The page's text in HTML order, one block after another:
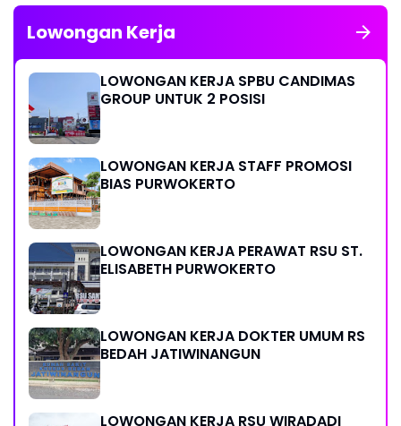
Lowongan Kerja
LOWONGAN KERJA SPBU CANDIMAS
GROUP UNTUK 2 POSISI
LOWONGAN KERJA STAFF PROMOSI
BIAS PURWOKERTO
LOWONGAN KERJA PERAWAT RSU ST.
ELISABETH PURWOKERTO
LOWONGAN KERJA DOKTER UMUM RS
BEDAH JATIWINANGUN
LOWONGAN KERJA RSU WIRADADI